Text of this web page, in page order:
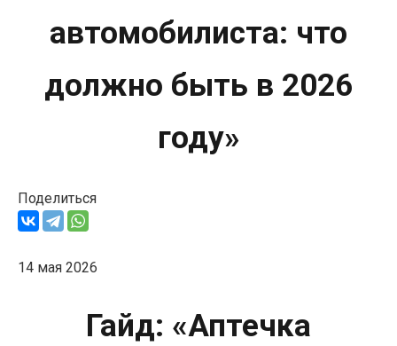
автомобилиста: что
должно быть в 2026
году»
Поделиться
14 мая 2026
Гайд: «Аптечка